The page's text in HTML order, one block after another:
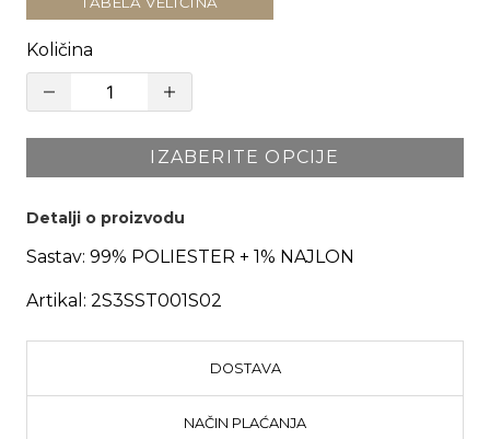
Količina
IZABERITE OPCIJE
Detalji o proizvodu
Sastav: 99% POLIESTER + 1% NAJLON
Artikal: 2S3SST001S02
DOSTAVA
NAČIN PLAĆANJA